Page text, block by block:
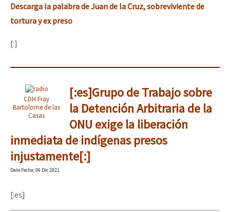
Descarga la palabra de Juan de la Cruz, sobreviviente de
tortura y ex preso
[:]
CDH Fray
Bartolome de las
Casas
[:es]Grupo de Trabajo sobre
la Detención Arbitraria de la
ONU exige la liberación
inmediata de indígenas presos
injustamente[:]
DateFecha: 06 Dic 2021
[:es]